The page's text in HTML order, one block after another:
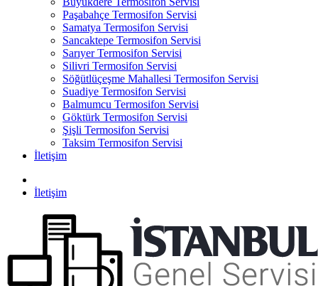
Paşabahçe Termosifon Servisi
Samatya Termosifon Servisi
Sancaktepe Termosifon Servisi
Sarıyer Termosifon Servisi
Silivri Termosifon Servisi
Söğütlüçeşme Mahallesi Termosifon Servisi
Suadiye Termosifon Servisi
Balmumcu Termosifon Servisi
Göktürk Termosifon Servisi
Şişli Termosifon Servisi
Taksim Termosifon Servisi
İletişim
İletişim